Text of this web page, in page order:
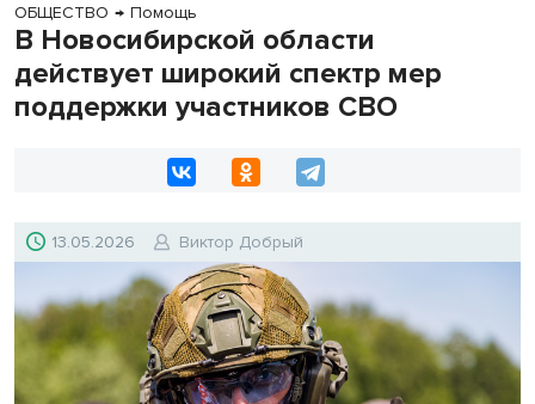
ОБЩЕСТВО → Помощь
В Новосибирской области
действует широкий спектр мер
поддержки участников СВО
13.05.2026 Виктор Добрый